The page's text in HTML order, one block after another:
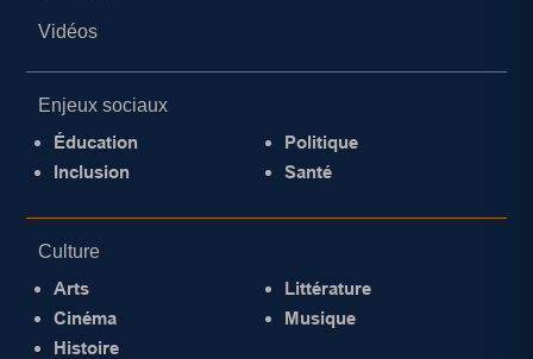
Vidéos
Enjeux sociaux
Éducation
Inclusion
Politique
Santé
Culture
Arts
Cinéma
Histoire
Littérature
Musique